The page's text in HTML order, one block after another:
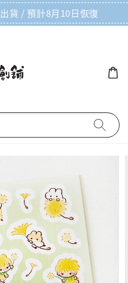
貨 / 預計8月10日恢復